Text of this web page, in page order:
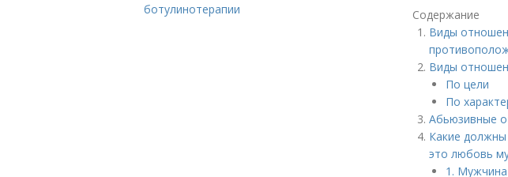
Содержание
Виды
Виды
По цели
По
Абьюзивные
Какие
это любовь
1.
ботулинотерапии